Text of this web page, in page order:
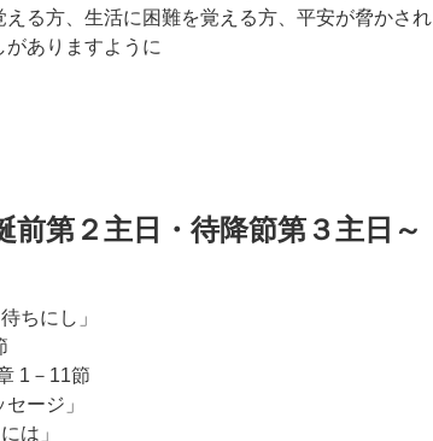
える方、生活に困難を覚える方、平安が脅かされ
ありますように
第２主日・待降節第３主日～
ちにし」
1－11節
ージ」
は」